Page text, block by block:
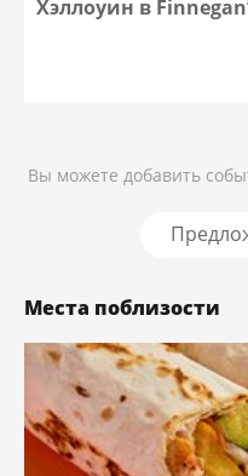
Хэллоуин в
Вы можете добавить
Места поблизости